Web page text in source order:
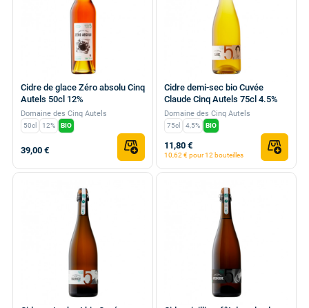
Cidre de glace Zéro absolu Cinq
Autels 50cl 12%
Domaine des Cinq Autels
50cl 12% BIO
39,00 €
Cidre demi-sec bio Cuvée
Claude Cinq Autels 75cl 4.5%
Domaine des Cinq Autels
75cl 4,5% BIO
11,80 €
10,62 € pour 12 bouteilles